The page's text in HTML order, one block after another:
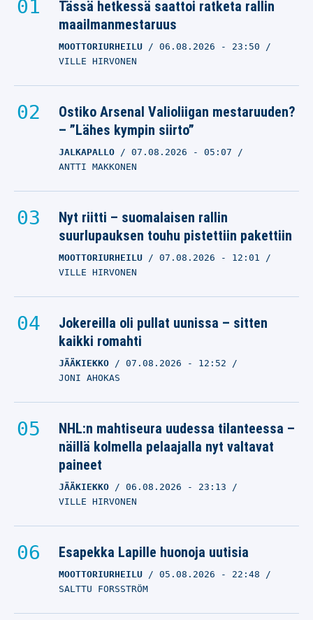
Tässä hetkessä saattoi ratketa rallin
maailmanmestaruus
MOOTTORIURHEILU 06.08.2026 - 23:50
VILLE HIRVONEN
Ostiko Arsenal Valioliigan mestaruuden?
– ”Lähes kympin siirto”
JALKAPALLO 07.08.2026 - 05:07
ANTTI MAKKONEN
Nyt riitti – suomalaisen rallin
suurlupauksen touhu pistettiin pakettiin
MOOTTORIURHEILU 07.08.2026 - 12:01
VILLE HIRVONEN
Jokereilla oli pullat uunissa – sitten
kaikki romahti
JÄÄKIEKKO 07.08.2026 - 12:52
JONI AHOKAS
NHL:n mahtiseura uudessa tilanteessa –
näillä kolmella pelaajalla nyt valtavat
paineet
JÄÄKIEKKO 06.08.2026 - 23:13
VILLE HIRVONEN
Esapekka Lapille huonoja uutisia
MOOTTORIURHEILU 05.08.2026 - 22:48
SALTTU FORSSTRÖM